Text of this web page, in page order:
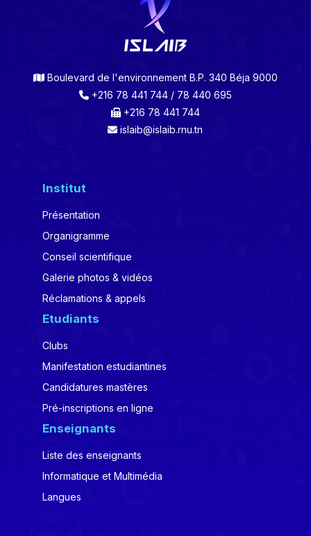
Boulevard de l'environnement B.P. 340 Béja 9000
+216 78 441 744 / 78 440 695
+216 78 441 744
islaib@islaib.rnu.tn
Institut
Présentation
Organigramme
Conseil scientifique
Galerie photos & vidéos
Réclamations & appels
Etudiants
Clubs
Manifestation estudiantines
Candidatures mastères
Pré-inscriptions en ligne
Enseignants
Liste des enseignants
Informatique et Multimédia
Langues